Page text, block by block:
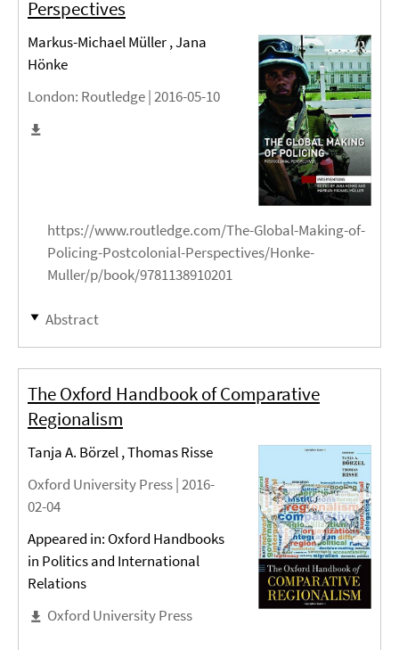
Perspectives
Markus-Michael Müller , Jana
Hönke
London: Routledge |2016-05-10
https://www.routledge.com/The-Global-Making-of-
Policing-Postcolonial-Perspectives/Honke-
Muller/p/book/9781138910201
Abstract
The Oxford Handbook of Comparative
Regionalism
Tanja A. Börzel , Thomas Risse
Oxford University Press |2016-
02-04
Appeared in: Oxford Handbooks
in Politics and International
Relations
Oxford University Press